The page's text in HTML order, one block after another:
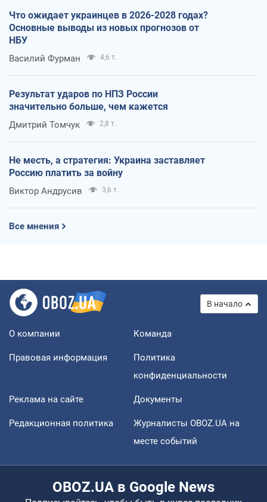
Что ожидает украинцев в 2026-2028 годах?
Основные выводы из новых прогнозов от
НБУ
Василий Фурман 4,6 т.
Результат ударов по НПЗ России
значительно больше, чем кажется
Дмитрий Томчук 2,8 т.
Не месть, а стратегия: Украина заставляет
Россию платить за войну
Виктор Андрусив 3,6 т.
Все мнения
В начало
О компании Команда
Правовая информация
Политика
конфиденциальности
Реклама на сайте Документы
Редакционная политика
Журналисты OBOZ.UA на
месте событий
OBOZ.UA в Google News